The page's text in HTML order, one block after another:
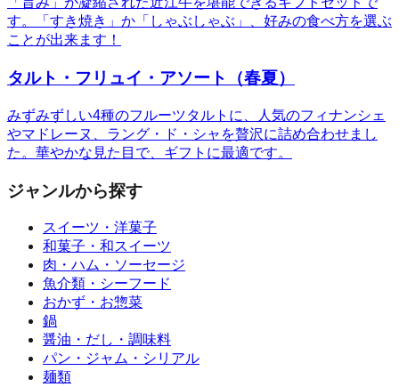
す。「すき焼き」か「しゃぶしゃぶ」、好みの食べ方を選ぶ
ことが出来ます！
タルト・フリュイ・アソート（春夏）
みずみずしい4種のフルーツタルトに、人気のフィナンシェ
やマドレーヌ、ラング・ド・シャを贅沢に詰め合わせまし
た。華やかな見た目で、ギフトに最適です。
ジャンルから探す
スイーツ・洋菓子
和菓子・和スイーツ
肉・ハム・ソーセージ
魚介類・シーフード
おかず・お惣菜
鍋
醤油・だし・調味料
パン・ジャム・シリアル
麺類